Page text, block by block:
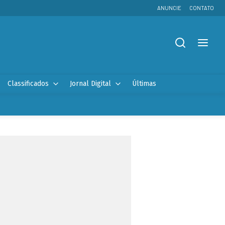
ANUNCIE CONTATO
Classificados Jornal Digital Últimas